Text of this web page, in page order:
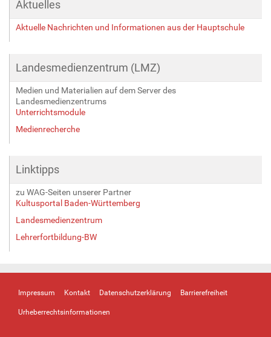
Aktuelles
Aktuelle Nachrichten und Informationen aus der Hauptschule
Landesmedienzentrum (LMZ)
Medien und Materialien auf dem Server des
Landesmedienzentrums
Unterrichtsmodule
Medienrecherche
Linktipps
zu WAG-Seiten unserer Partner
Kultusportal Baden-Württemberg
Landesmedienzentrum
Lehrerfortbildung-BW
Impressum Kontakt Datenschutzerklärung Barrierefreiheit
Urheberrechtsinformationen